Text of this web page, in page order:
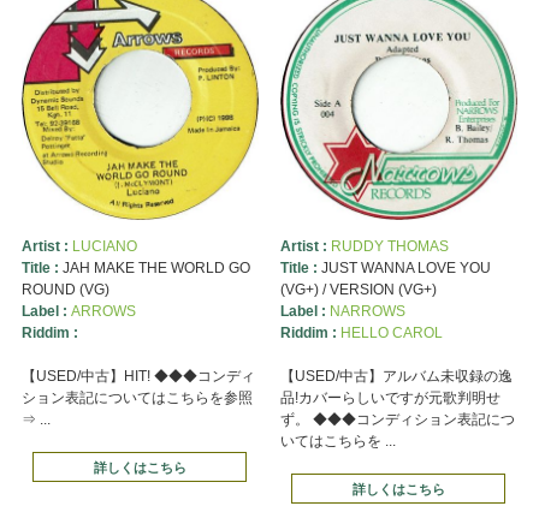
Artist : LUCIANO
Title : JAH MAKE THE WORLD GO
ROUND (VG)
Label : ARROWS
Riddim :
【USED/中古】HIT! ◆◆◆コンディ
ション表記についてはこちらを参照
⇒ ...
詳しくはこちら
Artist : RUDDY THOMAS
Title : JUST WANNA LOVE YOU
(VG+) / VERSION (VG+)
Label : NARROWS
Riddim : HELLO CAROL
【USED/中古】アルバム未収録の逸
品!カバーらしいですが元歌判明せ
ず。 ◆◆◆コンディション表記につ
いてはこちらを ...
詳しくはこちら